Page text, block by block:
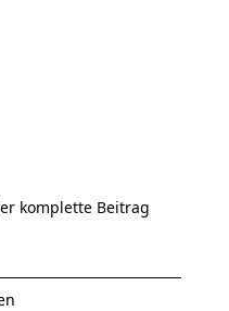
komplette Beitrag